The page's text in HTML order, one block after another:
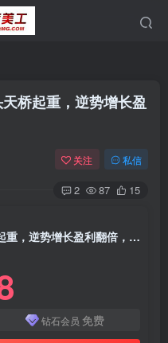
桥起重，逆势增长盈
关注 私信
2 87 15
「天桥起重」起重行业巨头天桥起重，逆势增长盈利翻倍，投资机会来了？
钻石会员 免费